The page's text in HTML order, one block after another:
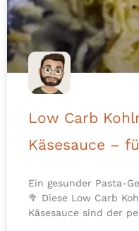
Low Carb
Käsesauce –
Ein gesunder Pasta-
🥦 Diese Low Carb
Käsesauce sind der